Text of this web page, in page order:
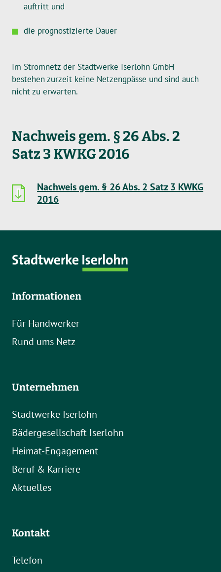
auftritt und
die prognostizierte Dauer
Im Stromnetz der Stadtwerke Iserlohn GmbH
bestehen zurzeit keine Netzengpässe und sind auch
nicht zu erwarten.
Nachweis gem. § 26 Abs. 2
Satz 3 KWKG 2016
Nachweis gem. § 26 Abs. 2 Satz 3 KWKG
2016
Informationen
Für Handwerker
Rund ums Netz
Unternehmen
Stadtwerke Iserlohn
Bädergesellschaft Iserlohn
Heimat-Engagement
Beruf & Karriere
Aktuelles
Kontakt
Telefon